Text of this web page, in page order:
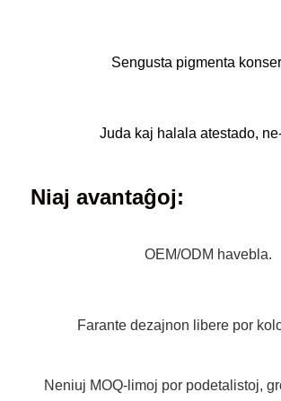
Sengusta pigmenta
Juda kaj halala atestado,
Niaj avantaĝoj:
OEM/ODM havebla.
Farante dezajnon libere por
Neniuj MOQ-limoj por podetalistoj,